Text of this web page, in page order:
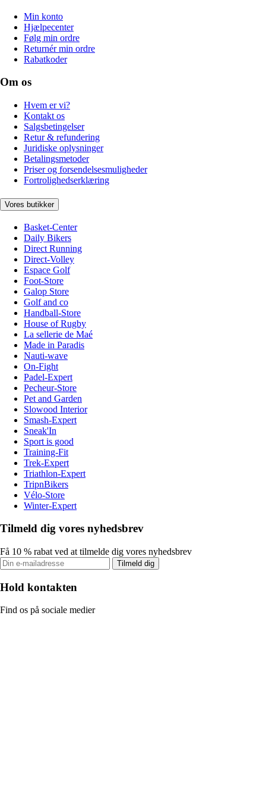
Min konto
Hjælpecenter
Følg min ordre
Returnér min ordre
Rabatkoder
Om os
Hvem er vi?
Kontakt os
Salgsbetingelser
Retur & refundering
Juridiske oplysninger
Betalingsmetoder
Priser og forsendelsesmuligheder
Fortrolighedserklæring
Vores butikker
Basket-Center
Daily Bikers
Direct Running
Direct-Volley
Espace Golf
Foot-Store
Galop Store
Golf and co
Handball-Store
House of Rugby
La sellerie de Maé
Made in Paradis
Nauti-wave
On-Fight
Padel-Expert
Pecheur-Store
Pet and Garden
Slowood Interior
Smash-Expert
Sneak'In
Sport is good
Training-Fit
Trek-Expert
Triathlon-Expert
TripnBikers
Vélo-Store
Winter-Expert
Tilmeld dig vores nyhedsbrev
Få 10 % rabat ved at tilmelde dig vores nyhedsbrev
Tilmeld dig
Hold kontakten
Find os på sociale medier